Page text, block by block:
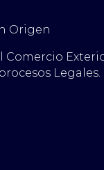
Origen
Comercio
Legales.